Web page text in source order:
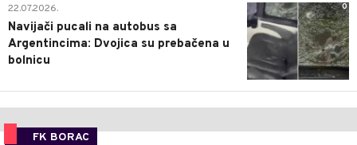
0
22.07.2026.
Navijači pucali na autobus sa
Argentincima: Dvojica su prebačena u
bolnicu
FK BORAC